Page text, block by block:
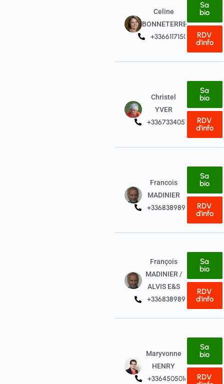
Celine
BONNETERRE
+33661171501
Sa
bio
RDV
d'info
Christel
YVER
+33673340574
Sa
bio
RDV
d'info
Francois
MADINIER
+33683898933
Sa
bio
RDV
d'info
François
MADINIER /
ALVIS E&S
+33683898933
Sa
bio
RDV
d'info
Maryvonne
HENRY
+33645050165
Sa
bio
RDV